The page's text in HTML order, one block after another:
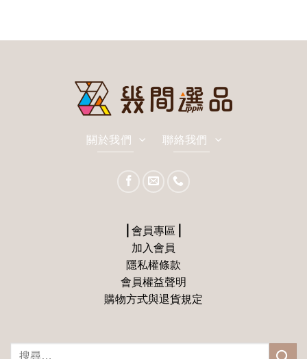
關於我們 聯絡我們
⎪會員專區⎪
加入會員
隱私權條款
會員權益聲明
購物方式與退貨規定